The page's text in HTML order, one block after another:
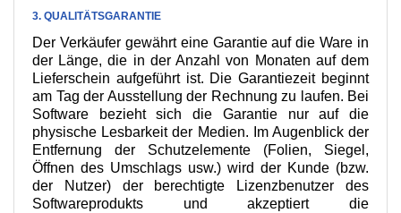
3. QUALITÄTSGARANTIE
Der Verkäufer gewährt eine Garantie auf die Ware in
der Länge, die in der Anzahl von Monaten auf dem
Lieferschein aufgeführt ist. Die Garantiezeit beginnt
am Tag der Ausstellung der Rechnung zu laufen. Bei
Software bezieht sich die Garantie nur auf die
physische Lesbarkeit der Medien. Im Augenblick der
Entfernung der Schutzelemente (Folien, Siegel,
Öffnen des Umschlags usw.) wird der Kunde (bzw.
der Nutzer) der berechtigte Lizenzbenutzer des
Softwareprodukts und akzeptiert die